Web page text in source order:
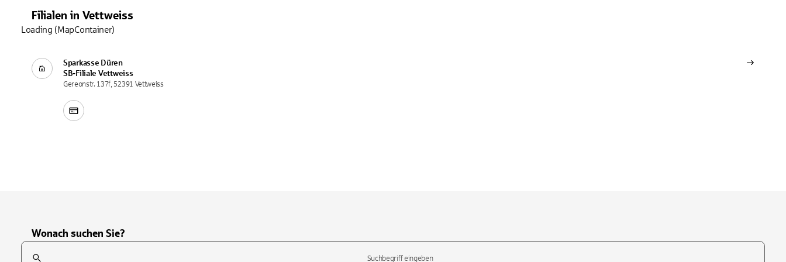
Filialen in Vettweiss
Sparkasse Düren
SB-Filiale Vettweiss
Gereonstr. 137f, 52391 Vettweiss
Loading (MapContainer)
Wonach suchen Sie?
Suchfeld